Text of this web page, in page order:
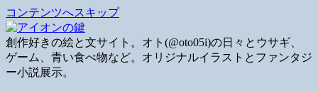
コンテンツへスキップ
創作好きの絵と文サイト。オト(@oto05i)の日々とウサギ、
ゲーム、青い食べ物など。オリジナルイラストとファンタジ
ー小説展示。